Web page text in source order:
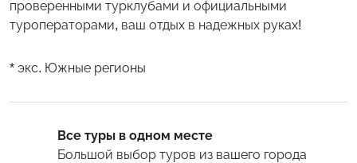
проверенными турклубами и официальными
туроператорами, ваш отдых в надежных руках!
* экс. Южные регионы
Все туры в одном месте
Большой выбор туров из вашего города